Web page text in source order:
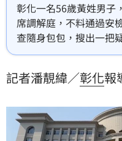
彰化一名56歲黃姓男子
席調解庭，不料通過安
查隨身包包，搜出一把
度嚇壞。警方獲報到場
彰化地檢署偵辦，檢方
記者潘靚緯／彰化報